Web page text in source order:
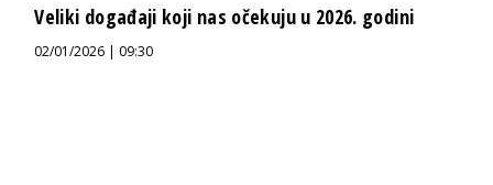
Veliki događaji koji nas očekuju u 2026. godini
02/01/2026 | 09:30